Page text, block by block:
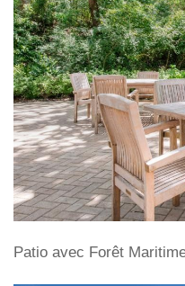
Patio avec Forêt